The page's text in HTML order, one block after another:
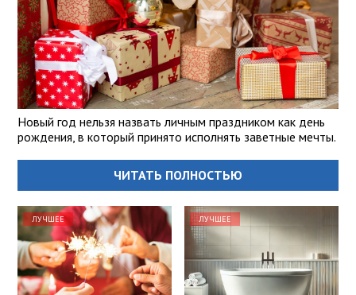
Новый год нельзя назвать личным праздником как день
рождения, в который принято исполнять заветные мечты.
ЧИТАТЬ ПОЛНОСТЬЮ
ЛУЧШЕЕ ЛУЧШЕЕ